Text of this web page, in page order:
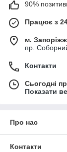
90%
Працює з
м.
пр.
Контакти
Сьогодні
Показати
Про нас
Контакти